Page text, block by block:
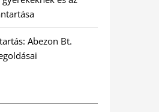
Abezon Bt.